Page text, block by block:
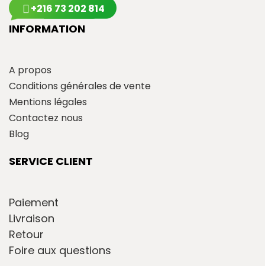
+216 73 202 814
INFORMATION
A propos
Conditions générales de vente
Mentions légales
Contactez nous
Blog
SERVICE CLIENT
Paiement
Livraison
Retour
Foire aux questions